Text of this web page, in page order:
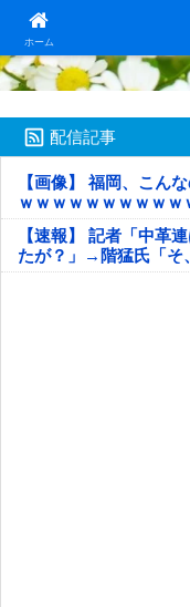
ホーム日本第一！ニュ
配信記事
【画像】 福岡、こん
ｗｗｗｗｗｗｗｗｗ
ｗｗｗｗｗ
【速報】 記者「中革
たが？」→階猛氏「そ